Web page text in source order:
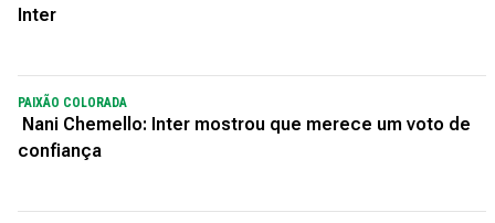
Inter
PAIXÃO COLORADA
Nani Chemello: Inter mostrou que merece um voto de
confiança